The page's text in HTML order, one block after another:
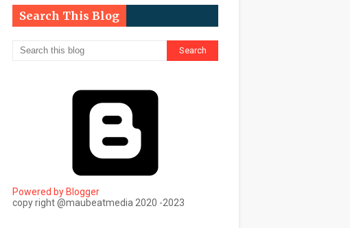
बदर
के स्थल
Search This Blog
Powered by Blogger
copy right @maubeatmedia 2020 -2023